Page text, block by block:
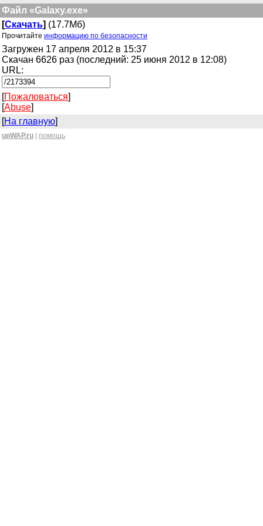
Файл «Galaxy.exe»
[Скачать] (17.7Мб)
Прочитайте информацию по безопасности
Загружен 17 апреля 2012 в 15:37
Скачан 6626 раз (последний: 25 июня 2012 в 12:08)
URL:
[Пожаловаться]
[Abuse]
[На главную]
upWAP.ru помощь